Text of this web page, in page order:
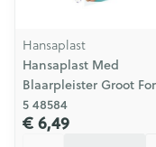
Hansaplast
Hansaplast Med
Blaarpleister Groot
5 48584
€ 6,49